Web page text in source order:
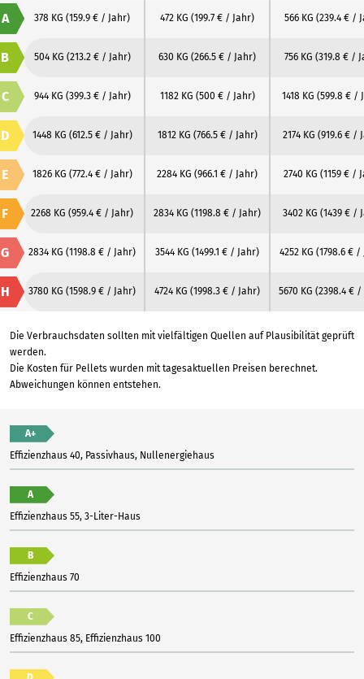
A 378 KG (159.9 € / Jahr) 472 KG (199.7 € / Jahr) 566 KG (239.4 € /
B 504 KG (213.2 € / Jahr) 630 KG (266.5 € / Jahr) 756 KG (319.8 € /
C 944 KG (399.3 € / Jahr) 1182 KG (500 € / Jahr) 1418 KG (599.8 € /
D 1448 KG (612.5 € / Jahr) 1812 KG (766.5 € / Jahr) 2174 KG (919.6 € /
E 1826 KG (772.4 € / Jahr) 2284 KG (966.1 € / Jahr) 2740 KG (1159 € /
F 2268 KG (959.4 € / Jahr) 2834 KG (1198.8 € / Jahr) 3402 KG (1439 € /
G 2834 KG (1198.8 € / Jahr) 3544 KG (1499.1 € / Jahr) 4252 KG (1798.6 € /
H 3780 KG (1598.9 € / Jahr) 4724 KG (1998.3 € / Jahr) 5670 KG (2398.4 € /
Die Verbrauchsdaten sollten mit vielfältigen Quellen auf Plausibilität geprüft
werden.
Die Kosten für Pellets wurden mit tagesaktuellen Preisen berechnet.
Abweichungen können entstehen.
A+
Effizienzhaus 40, Passivhaus, Nullenergiehaus
A
Effizienzhaus 55, 3-Liter-Haus
B
Effizienzhaus 70
C
Effizienzhaus 85, Effizienzhaus 100